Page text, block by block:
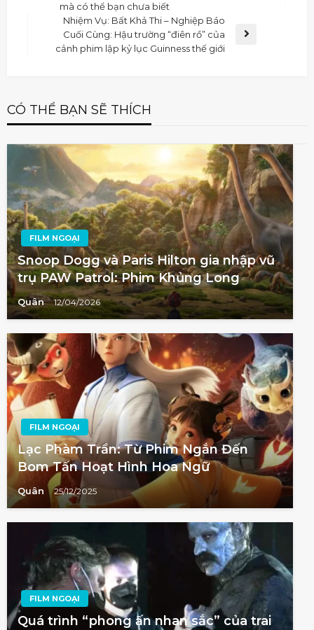
mà có thể bạn chưa biết
Nhiệm Vụ: Bất Khả Thi – Nghiệp Báo
Cuối Cùng: Hậu trường “điên rồ” của
cảnh phim lập kỷ lục Guinness thế giới
CÓ THỂ BẠN SẼ THÍCH
FILM NGOẠI
Snoop Dogg và Paris Hilton gia nhập vũ
trụ PAW Patrol: Phim Khủng Long
Quân 12/04/2026
FILM NGOẠI
Lạc Phàm Trần: Từ Phim Ngắn Đến
Bom Tấn Hoạt Hình Hoa Ngữ
Quân 25/12/2025
FILM NGOẠI
Quá trình “phong ấn nhan sắc” của trai